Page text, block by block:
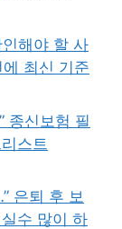
해야 할 사
최신 기준
종신보험 필
스트
은퇴 후 보
수 많이 하